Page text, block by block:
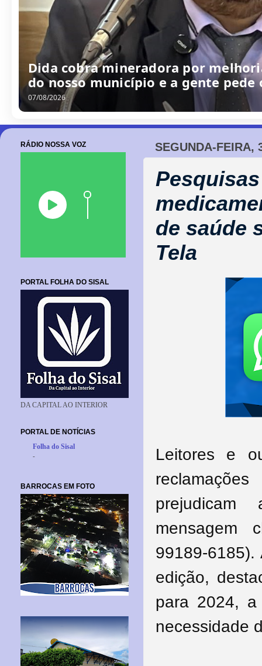
Dida cobra mineradora por
do nosso município e a gente pede
07/08/2026
SEGUNDA-FEIRA,
de saúde
Tela
Leitores e
mensagem
99189-
edição,
para 2024,
necessidade
RÁDIO NOSSA VOZ
PORTAL FOLHA DO SISAL
DA CAPITAL AO INTERIOR
PORTAL DE NOTÍCIAS
Folha do Sisal
-
BARROCAS EM FOTO